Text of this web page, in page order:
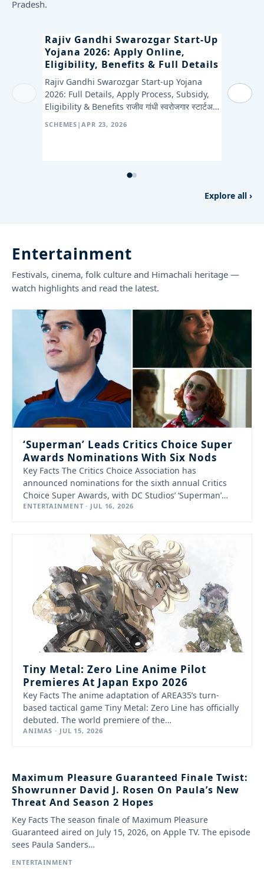
Pradesh.
Rajiv Gandhi Swarozgar Start-Up
Yojana 2026: Apply Online,
Eligibility, Benefits & Full Details
Rajiv Gandhi Swarozgar Start-up Yojana
2026: Full Details, Apply Process, Subsidy,
Eligibility & Benefits राजीव गांधी स्वरोजगार स्टार्टअप
SCHEMES |APR 23, 2026
Explore all ›
Entertainment
Festivals, cinema, folk culture and Himachali heritage —
watch highlights and read the latest.
‘Superman’ Leads Critics Choice Super
Awards Nominations With Six Nods
Key Facts The Critics Choice Association has
announced nominations for the sixth annual Critics
Choice Super Awards, with DC Studios’ ‘Superman’
leading…
ENTERTAINMENT · JUL 16, 2026
Tiny Metal: Zero Line Anime Pilot
Premieres At Japan Expo 2026
Key Facts The anime adaptation of AREA35’s turn-
based tactical game Tiny Metal: Zero Line has officially
debuted. The world premiere of the…
ANIMAS · JUL 15, 2026
Maximum Pleasure Guaranteed Finale Twist:
Showrunner David J. Rosen On Paula’s New
Threat And Season 2 Hopes
Key Facts The season finale of Maximum Pleasure
Guaranteed aired on July 15, 2026, on Apple TV. The episode
sees Paula Sanders…
ENTERTAINMENT